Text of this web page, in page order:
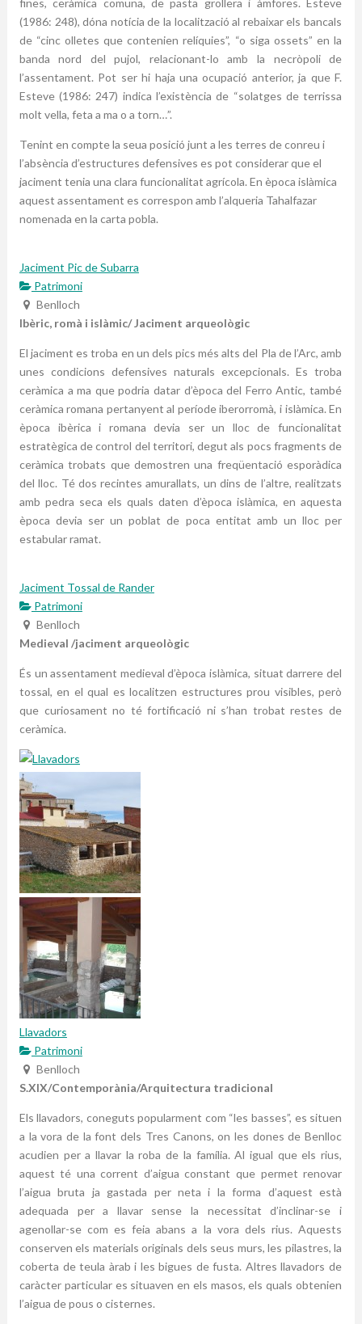
fines, ceràmica comuna, de pasta grollera i àmfores. Esteve
(1986: 248), dóna notícia de la localització al rebaixar els bancals
de “cinc olletes que contenien relíquies”, “o siga ossets” en la
banda nord del pujol, relacionant-lo amb la necròpoli de
l’assentament. Pot ser hi haja una ocupació anterior, ja que F.
Esteve (1986: 247) indica l’existència de “solatges de terrissa
molt vella, feta a ma o a torn…”.
Tenint en compte la seua posició junt a les terres de conreu i
l’absència d’estructures defensives es pot considerar que el
jaciment tenia una clara funcionalitat agrícola. En època islàmica
aquest assentament es correspon amb l’alqueria Tahalfazar
nomenada en la carta pobla.
Jaciment Pic de Subarra
Patrimoni
Benlloch
Ibèric, romà i islàmic/ Jaciment arqueològic
El jaciment es troba en un dels pics més alts del Pla de l’Arc, amb
unes condicions defensives naturals excepcionals. Es troba
ceràmica a ma que podria datar d’època del Ferro Antic, també
ceràmica romana pertanyent al període iberorromà, i islàmica. En
època ibèrica i romana devia ser un lloc de funcionalitat
estratègica de control del territori, degut als pocs fragments de
ceràmica trobats que demostren una freqüentació esporàdica
del lloc. Té dos recintes amurallats, un dins de l’altre, realitzats
amb pedra seca els quals daten d’època islàmica, en aquesta
època devia ser un poblat de poca entitat amb un lloc per
estabular ramat.
Jaciment Tossal de Rander
Patrimoni
Benlloch
Medieval /jaciment arqueològic
És un assentament medieval d’època islàmica, situat darrere del
tossal, en el qual es localitzen estructures prou visibles, però
que curiosament no té fortificació ni s’han trobat restes de
ceràmica.
Llavadors
Patrimoni
Benlloch
S.XIX/Contemporània/Arquitectura tradicional
Els llavadors, coneguts popularment com “les basses”, es situen
a la vora de la font dels Tres Canons, on les dones de Benlloc
acudien per a llavar la roba de la família. Al igual que els rius,
aquest té una corrent d’aigua constant que permet renovar
l’aigua bruta ja gastada per neta i la forma d’aquest està
adequada per a llavar sense la necessitat d’inclinar-se i
agenollar-se com es feia abans a la vora dels rius. Aquests
conserven els materials originals dels seus murs, les pilastres, la
coberta de teula àrab i les bigues de fusta. Altres llavadors de
caràcter particular es situaven en els masos, els quals obtenien
l’aigua de pous o cisternes.